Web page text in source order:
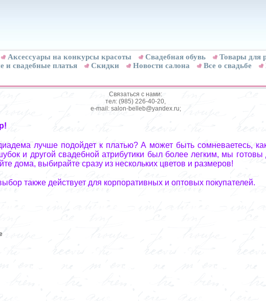
Аксессуары на конкурсы красоты Свадебная обувь Товары для
и свадебные платья Скидки Новости салона Все о свадьбе
Связаться с нами:
тел: (985) 226-40-20,
e-mail: salon-belleb@yandex.ru;
лучше подойдет к платью? А может быть сомневаетесь,
и другой свадебной атрибутики был более легким, мы
дома, выбирайте сразу из нескольких цветов и размеров!
также действует для корпоративных и оптовых покупателей.